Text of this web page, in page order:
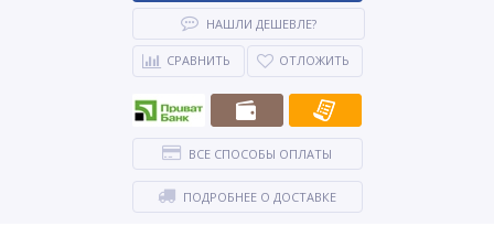
НАШЛИ ДЕШЕВЛЕ?
СРАВНИТЬ ОТЛОЖИТЬ
ВСЕ СПОСОБЫ ОПЛАТЫ
ПОДРОБНЕЕ О ДОСТАВКЕ